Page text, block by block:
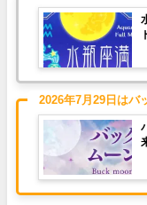
2026年7月29日はバ